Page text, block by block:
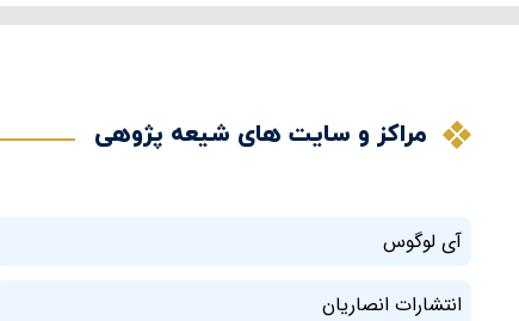
مراکز و سایت های شیعه پژوهی
آی لوگوس
انتشارات انصاریان